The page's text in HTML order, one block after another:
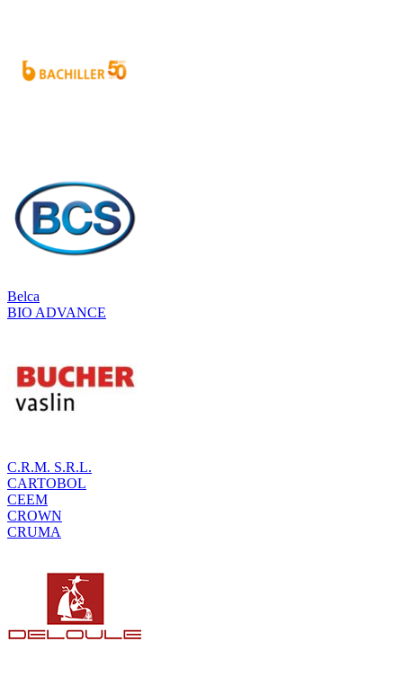
Belca
BIO ADVANCE
C.R.M. S.R.L.
CARTOBOL
CEEM
CROWN
CRUMA